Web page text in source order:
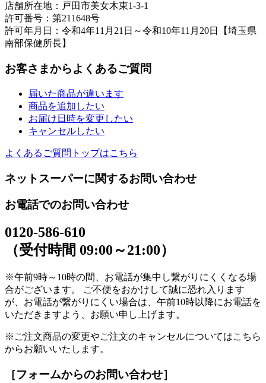
店舗所在地：戸田市美女木東1-3-1
許可番号：第211648号
許可年月日：令和4年11月21日～令和10年11月20日【埼玉県
南部保健所長】
お客さまからよくあるご質問
届いた商品が違います
商品を追加したい
お届け日時を変更したい
キャンセルしたい
よくあるご質問トップはこちら
ネットスーパーに関するお問い合わせ
お電話でのお問い合わせ
0120-586-610
（受付時間 09:00～21:00）
※午前9時～10時の間、お電話が集中し繋がりにくくなる場
合がございます。 ご不便をおかけして誠に恐れ入ります
が、お電話が繋がりにくい場合は、午前10時以降にお電話を
いただきますよう、お願い申し上げます。
※ご注文商品の変更やご注文のキャンセルについてはこちら
からお願いいたします。
［フォームからのお問い合わせ］